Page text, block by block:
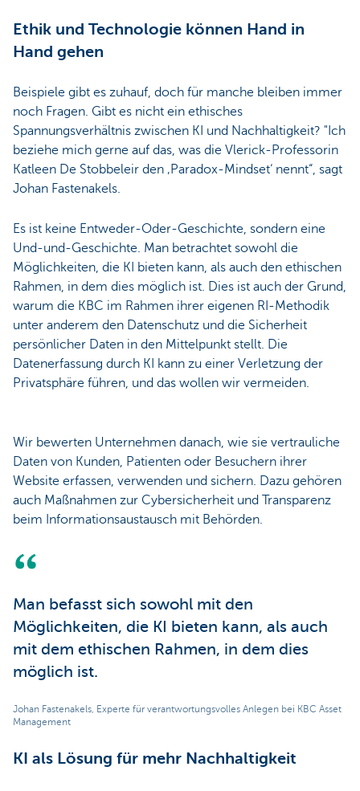
Ethik und Technologie können Hand in
Hand gehen
Beispiele gibt es zuhauf, doch für manche bleiben immer
noch Fragen. Gibt es nicht ein ethisches
Spannungsverhältnis zwischen KI und Nachhaltigkeit? "Ich
beziehe mich gerne auf das, was die Vlerick-Professorin
Katleen De Stobbeleir den ‚Paradox-Mindset‘ nennt“, sagt
Johan Fastenakels.
Es ist keine Entweder-Oder-Geschichte, sondern eine
Und-und-Geschichte. Man betrachtet sowohl die
Möglichkeiten, die KI bieten kann, als auch den ethischen
Rahmen, in dem dies möglich ist. Dies ist auch der Grund,
warum die KBC im Rahmen ihrer eigenen RI-Methodik
unter anderem den Datenschutz und die Sicherheit
persönlicher Daten in den Mittelpunkt stellt. Die
Datenerfassung durch KI kann zu einer Verletzung der
Privatsphäre führen, und das wollen wir vermeiden.
Wir bewerten Unternehmen danach, wie sie vertrauliche
Daten von Kunden, Patienten oder Besuchern ihrer
Website erfassen, verwenden und sichern. Dazu gehören
auch Maßnahmen zur Cybersicherheit und Transparenz
beim Informationsaustausch mit Behörden.
Man befasst sich sowohl mit den
Möglichkeiten, die KI bieten kann, als auch
mit dem ethischen Rahmen, in dem dies
möglich ist.
Johan Fastenakels, Experte für verantwortungsvolles Anlegen bei KBC Asset
Management
KI als Lösung für mehr Nachhaltigkeit